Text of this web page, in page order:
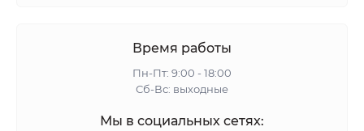
Время работы
Пн-Пт: 9:00 - 18:00
Сб-Вс: выходные
Мы в социальных сетях: